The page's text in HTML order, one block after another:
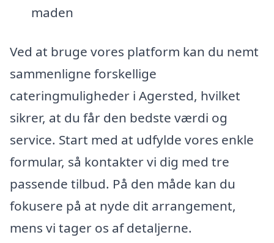
maden
Ved at bruge vores platform kan du nemt
sammenligne forskellige
cateringmuligheder i Agersted, hvilket
sikrer, at du får den bedste værdi og
service. Start med at udfylde vores enkle
formular, så kontakter vi dig med tre
passende tilbud. På den måde kan du
fokusere på at nyde dit arrangement,
mens vi tager os af detaljerne.